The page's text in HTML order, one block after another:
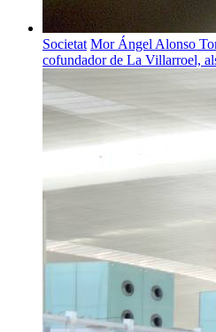
Societat Mor Ángel Alonso
cofundador de La Villarroel,